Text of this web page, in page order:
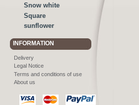
Snow white
Square
sunflower
INFORMATION
Delivery
Legal Notice
Terms and conditions of use
About us